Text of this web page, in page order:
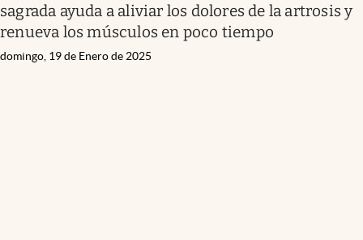
sagrada ayuda a aliviar los dolores de la artrosis y
renueva los músculos en poco tiempo
domingo, 19 de Enero de 2025